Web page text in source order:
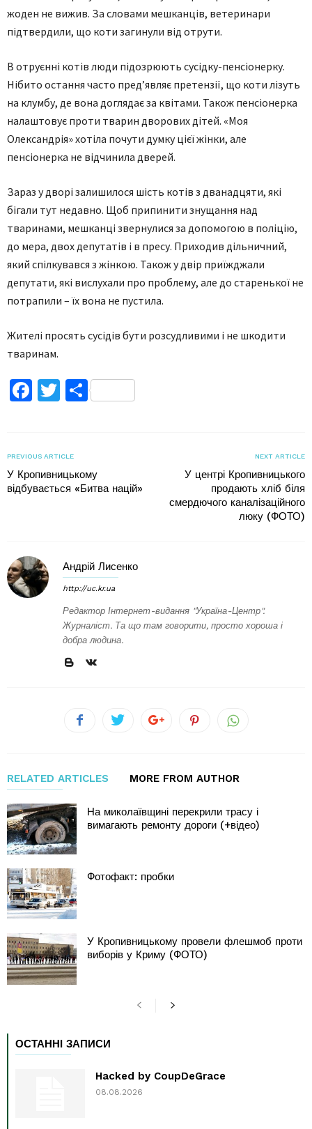
жоден не вижив. За словами мешканців, ветеринари
підтвердили, що коти загинули від отрути.
В отруєнні котів люди підозрюють сусідку-пенсіонерку.
Нібито остання часто пред’являє претензії, що коти лізуть
на клумбу, де вона доглядає за квітами. Також пенсіонерка
налаштовує проти тварин дворових дітей. «Моя
Олександрія» хотіла почути думку цієї жінки, але
пенсіонерка не відчинила дверей.
Зараз у дворі залишилося шість котів з дванадцяти, які
бігали тут недавно. Щоб припинити знущання над
тваринами, мешканці звернулися за допомогою в поліцію,
до мера, двох депутатів і в пресу. Приходив дільничний,
який спілкувався з жінкою. Також у двір приїжджали
депутати, які вислухали про проблему, але до старенької не
потрапили – їх вона не пустила.
Жителі просять сусідів бути розсудливими і не шкодити
тваринам.
Facebook
TwitterПоділитися
PREVIOUS ARTICLE
У Кропивницькому
відбувається «Битва націй»
NEXT ARTICLE
У центрі Кропивницького
продають хліб біля
смердючого каналізаційного
люку (ФОТО)
Андрій Лисенко
http://uc.kr.ua
Редактор Інтернет-видання "Україна-Центр".
Журналіст. Та що там говорити, просто хороша і
добра людина.
RELATED ARTICLES MORE FROM AUTHOR
На миколаївщині перекрили трасу і
вимагають ремонту дороги (+відео)
Фотофакт: пробки
У Кропивницькому провели флешмоб проти
виборів у Криму (ФОТО)
ОСТАННІ ЗАПИСИ
Hacked by CoupDeGrace
08.08.2026